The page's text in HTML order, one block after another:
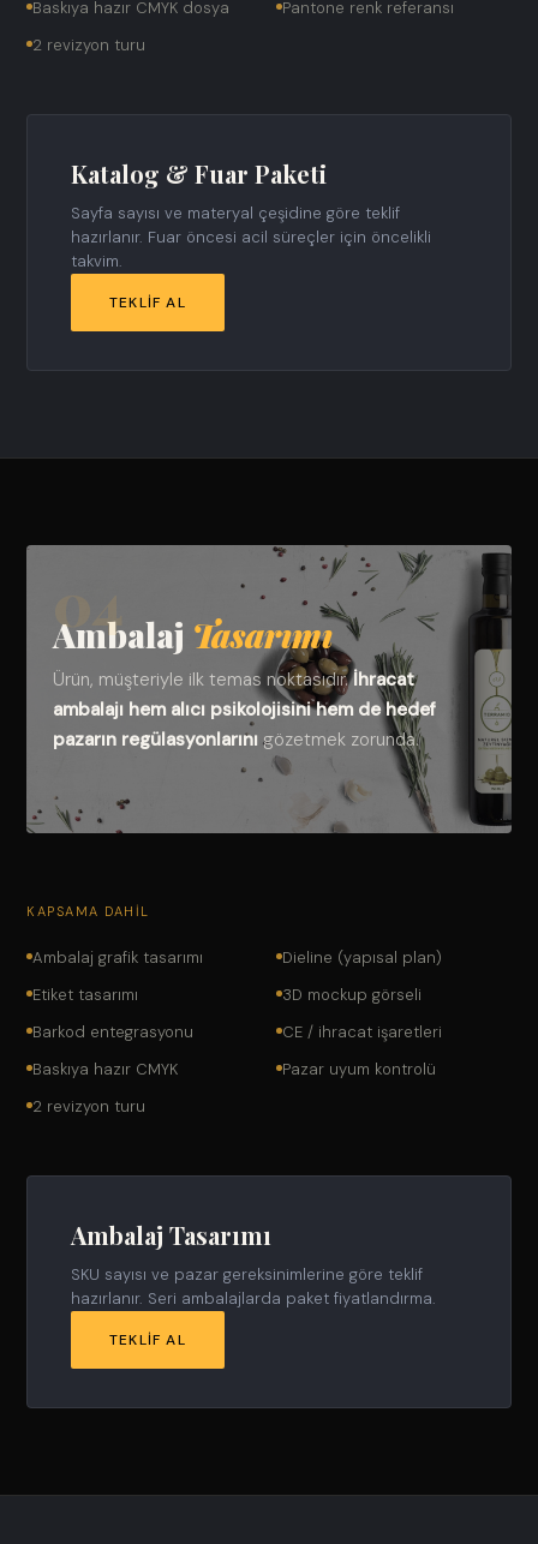
Baskıya hazır CMYK dosya
Pantone renk referansı
2 revizyon turu
Katalog & Fuar Paketi
Sayfa sayısı ve materyal çeşidine göre teklif
hazırlanır. Fuar öncesi acil süreçler için öncelikli
takvim.
TEKLIF AL
04
Ambalaj Tasarımı
Ürün, müşteriyle ilk temas noktasıdır.İhracat
ambalajı hem alıcı psikolojisini hem de hedef
pazarın regülasyonlarını gözetmek zorunda.
KAPSAMA DAHIL
Ambalaj grafik tasarımı
Dieline (yapısal plan)
Etiket tasarımı
3D mockup görseli
Barkod entegrasyonu
CE / ihracat işaretleri
Baskıya hazır CMYK
Pazar uyum kontrolü
2 revizyon turu
Ambalaj Tasarımı
SKU sayısı ve pazar gereksinimlerine göre teklif
hazırlanır. Seri ambalajlarda paket fiyatlandırma.
TEKLIF AL